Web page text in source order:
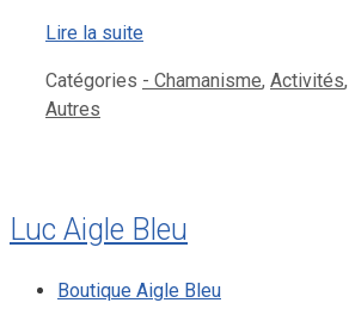
Lire la suite
Catégories - Chamanisme, Activités,
Autres
Luc Aigle Bleu
Boutique Aigle Bleu